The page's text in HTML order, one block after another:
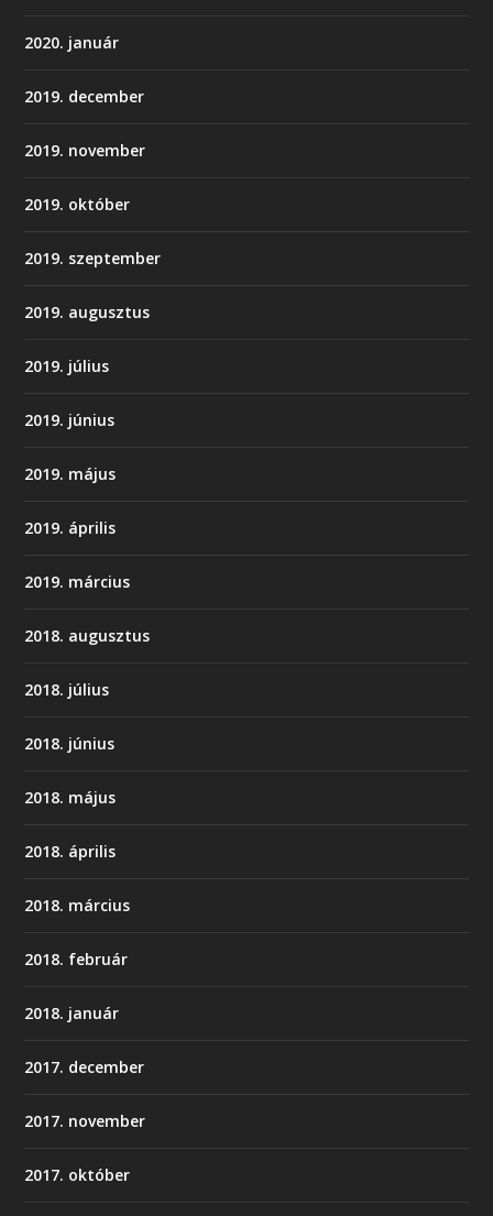
2020. január
2019. december
2019. november
2019. október
2019. szeptember
2019. augusztus
2019. július
2019. június
2019. május
2019. április
2019. március
2018. augusztus
2018. július
2018. június
2018. május
2018. április
2018. március
2018. február
2018. január
2017. december
2017. november
2017. október